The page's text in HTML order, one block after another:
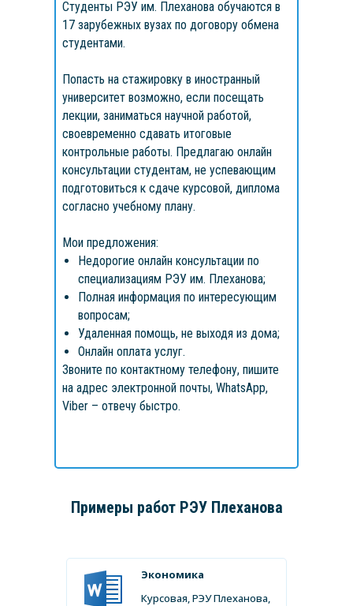
Студенты РЭУ им. Плеханова обучаются в
17 зарубежных вузах по договору обмена
студентами.
Попасть на стажировку в иностранный
университет возможно, если посещать
лекции, заниматься научной работой,
своевременно сдавать итоговые
контрольные работы. Предлагаю онлайн
консультации студентам, не успевающим
подготовиться к сдаче курсовой, диплома
согласно учебному плану.
Мои предложения:
Недорогие онлайн консультации по
специализациям РЭУ им. Плеханова;
Полная информация по интересующим
вопросам;
Удаленная помощь, не выходя из дома;
Онлайн оплата услуг.
Звоните по контактному телефону, пишите
на адрес электронной почты, WhatsApp,
Viber – отвечу быстро.
Экономика
Курсовая, РЭУ Плеханова,
Примеры работРЭУ Плеханова